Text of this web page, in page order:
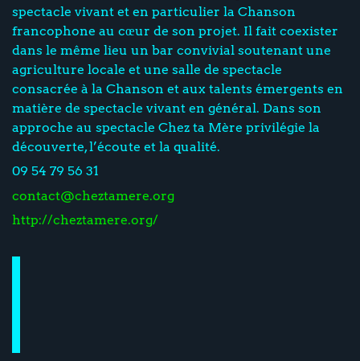
spectacle vivant et en particulier la Chanson
francophone au cœur de son projet. Il fait coexister
dans le même lieu un bar convivial soutenant une
agriculture locale et une salle de spectacle
consacrée à la Chanson et aux talents émergents en
matière de spectacle vivant en général. Dans son
approche au spectacle Chez ta Mère privilégie la
découverte, l’écoute et la qualité.
09 54 79 56 31
contact@cheztamere.org
http://cheztamere.org/